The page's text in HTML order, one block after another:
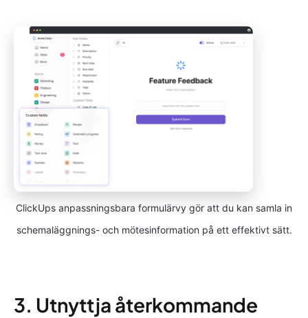
ClickUps anpassningsbara formulärvy gör att du kan samla in
schemaläggnings- och mötesinformation på ett effektivt sätt.
3. Utnyttja återkommande